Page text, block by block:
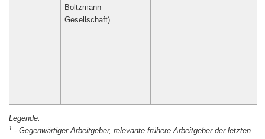
Boltzmann
Gesellschaft)
1 - Gegenwärtiger Arbeitgeber, relevante frühere Arbeitgeber der letzten